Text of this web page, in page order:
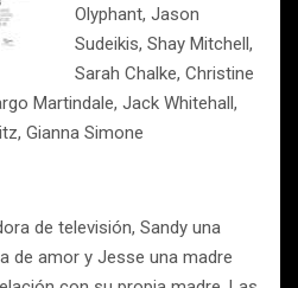
Olyphant, Jason
Sudeikis, Shay Mitchell,
Sarah Chalke, Christine
Martindale, Jack Whitehall,
Gianna Simone
de televisión, Sandy una
de amor y Jesse una madre